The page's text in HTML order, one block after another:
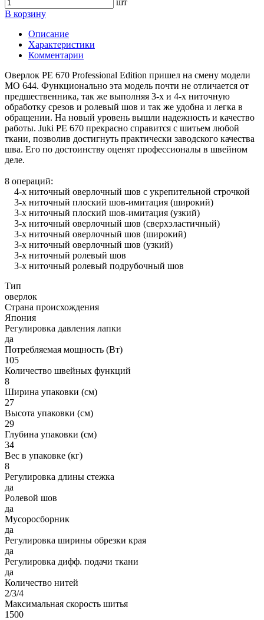
В корзину
Описание
Характеристики
Комментарии
Оверлок PE 670 Professional Edition пришел на смену модели
MO 644. Функционально эта модель почти не отличается от
предшественника, так же выполняя 3-х и 4-х ниточную
обработку срезов и ролевый шов и так же удобна и легка в
обращении. На новый уровень вышли надежность и качество
работы. Juki PE 670 прекрасно справится с шитьем любой
ткани, позволив достигнуть практически заводского качества
шва. Его по достоинству оценят профессионалы в швейном
деле.
8 операций:
4-х ниточный оверлочный шов с укрепительной строчкой
3-х ниточный плоский шов-имитация (широкий)
3-х ниточный плоский шов-имитация (узкий)
3-х ниточный оверлочный шов (сверхэластичный)
3-х ниточный оверлочный шов (широкий)
3-х ниточный оверлочный шов (узкий)
3-х ниточный ролевый шов
3-х ниточный ролевый подрубочный шов
Тип
оверлок
Страна происхождения
Япония
Регулировка давления лапки
да
Потребляемая мощность (Вт)
105
Количество швейных функций
8
Ширина упаковки (см)
27
Высота упаковки (см)
29
Глубина упаковки (см)
34
Вес в упаковке (кг)
8
Регулировка длины стежка
да
Ролевой шов
да
Мусоросборник
да
Регулировка ширины обрезки края
да
Регулировка дифф. подачи ткани
да
Количество нитей
2/3/4
Максимальная скорость шитья
1500